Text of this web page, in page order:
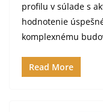
profilu v súlade s
hodnotenie
komplexnému
Read More